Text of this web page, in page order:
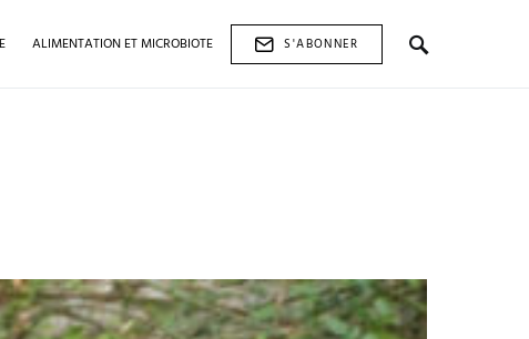
ALIMENTATION ET MICROBIOTE
S'ABONNER